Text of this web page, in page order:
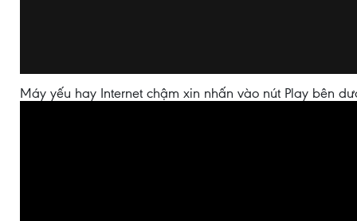
Máy yếu hay Internet chậm xin nhấn vào nút Play bên